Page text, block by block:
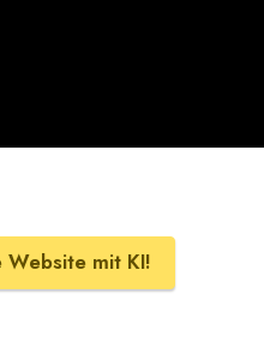
Website mit KI!